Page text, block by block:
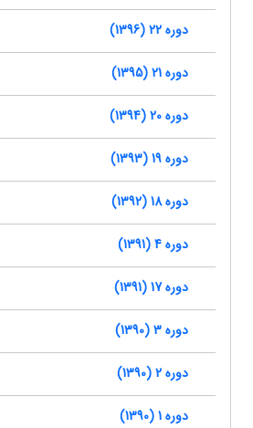
دوره 22 (1396)
دوره 21 (1395)
دوره 20 (1394)
دوره 19 (1393)
دوره 18 (1392)
دوره 4 (1391)
دوره 17 (1391)
دوره 3 (1390)
دوره 2 (1390)
دوره 1 (1390)